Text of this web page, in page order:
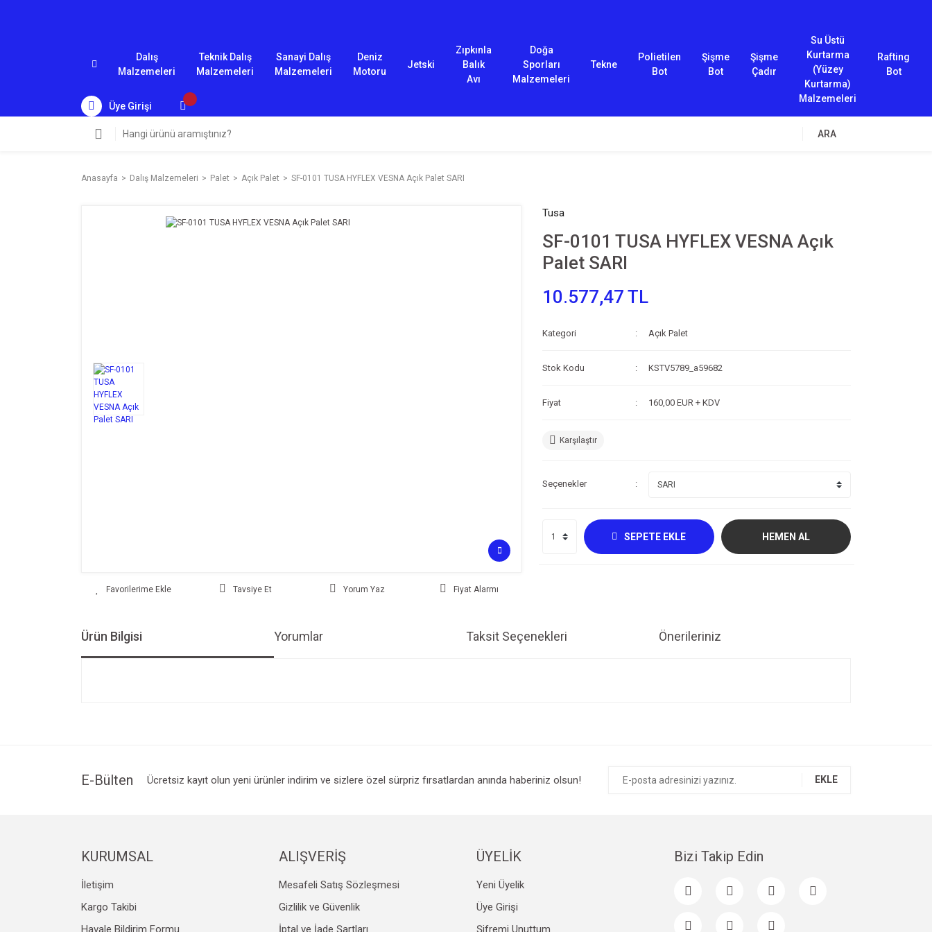
Dalış
Malzemeleri
Teknik Dalış
Malzemeleri
Sanayi Dalış
Malzemeleri
Deniz
Motoru
Jetski
Zıpkınla
Balık
Avı
Doğa
Sporları
Malzemeleri
Tekne
Polietilen
Bot
Şişme
Bot
Şişme
Çadır
Su Üstü
Kurtarma
(Yüzey
Kurtarma)
Malzemeleri
Rafting
Bot
Üye Girişi
ARA
Anasayfa Dalış Malzemeleri Palet Açık Palet SF-0101 TUSA HYFLEX VESNA Açık Palet SARI
Tavsiye Et Yorum Yaz Fiyat Alarmı
Tusa
SF-0101 TUSA HYFLEX VESNA Açık
Palet SARI
10.577,47 TL
Kategori Açık Palet
Stok Kodu KSTV5789_a59682
Fiyat 160,00 EUR + KDV
Karşılaştır
Seçenekler
SEPETE EKLE HEMEN AL
Ürün Bilgisi Yorumlar Taksit Seçenekleri Önerileriniz
Ürün bilgilerinde hatalar bulunuyor.
Gönder
E-Bülten Ücretsiz kayıt olun yeni ürünler indirim ve sizlere özel sürpriz fırsatlardan anında haberiniz olsun! EKLE
KURUMSAL
İletişim
Kargo Takibi
Havale Bildirim Formu
ALIŞVERİŞ
Mesafeli Satış Sözleşmesi
Gizlilik ve Güvenlik
İptal ve İade Şartları
ÜYELİK
Yeni Üyelik
Üye Girişi
Şifremi Unuttum
Bizi Takip Edin